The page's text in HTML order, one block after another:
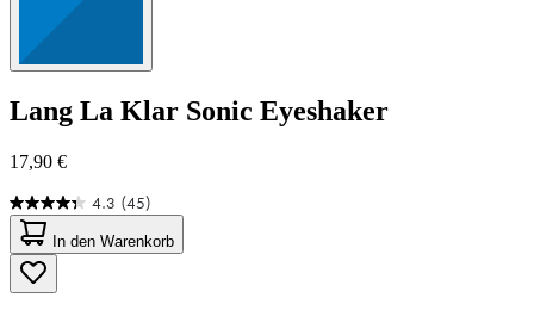
Lang La Klar Sonic Eyeshaker
17,90 €
4.3 (45)
4.3
von
5
Sternen.
45
In den Warenkorb